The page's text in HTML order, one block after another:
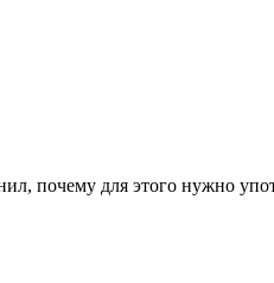
почему для этого нужно